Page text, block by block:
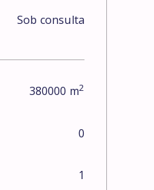
Sob consulta
380000 m2
0
1